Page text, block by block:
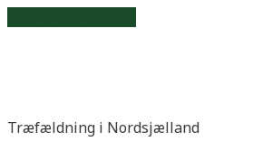
Træfældning i Nordsjælland